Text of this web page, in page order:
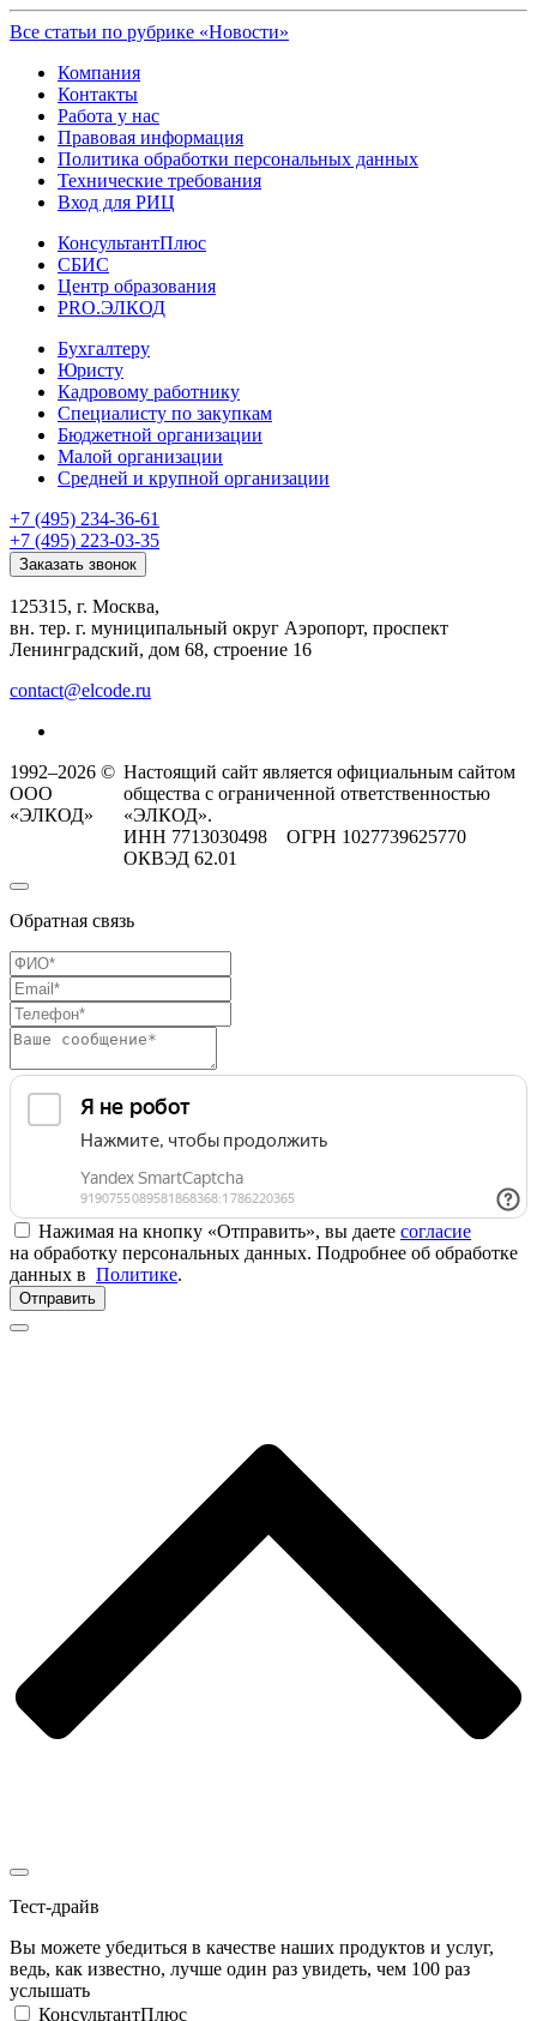
Все статьи по рубрике «Новости»
Компания
Контакты
Работа у нас
Правовая информация
Политика обработки персональных данных
Технические требования
Вход для РИЦ
КонсультантПлюс
СБИС
Центр образования
PRO.ЭЛКОД
Бухгалтеру
Юристу
Кадровому работнику
Специалисту по закупкам
Бюджетной организации
Малой организации
Средней и крупной организации
+7 (495) 234-36-61
+7 (495) 223-03-35
Заказать звонок
125315, г. Москва,
вн. тер. г. муниципальный округ Аэропорт, проспект
Ленинградский, дом 68, строение 16
contact@elcode.ru
1992–2026 ©
ООО
«ЭЛКОД»
Настоящий сайт является официальным сайтом
общества с ограниченной ответственностью
«ЭЛКОД».
ИНН 7713030498 ОГРН 1027739625770
ОКВЭД 62.01
Обратная связь
Нажимая на кнопку «Отправить», вы даете согласие
на обработку персональных данных. Подробнее об обработке
данных в Политике.
Отправить
Тест-драйв
Вы можете убедиться в качестве наших продуктов и услуг,
ведь, как известно, лучше один раз увидеть, чем 100 раз
услышать
КонсультантПлюс